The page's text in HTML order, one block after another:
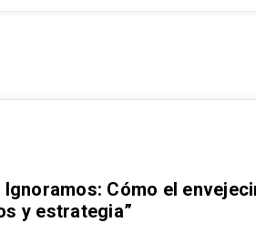
Cómo el
y estrategia”